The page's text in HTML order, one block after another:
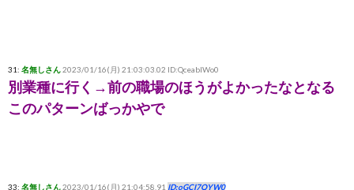
31: 名無しさん2023/01/16(月) 21:03:03.02 ID:QceabIWo0
別業種に行く→前の職場のほうがよかったなとなる
このパターンばっかやで
33: 名無しさん2023/01/16(月) 21:04:58.91 ID:oGCI7QYW0